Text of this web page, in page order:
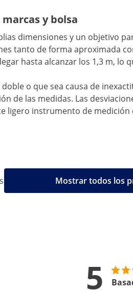
y bolsa
dimensiones y un objetivo
tanto de forma aproximada
hasta alcanzar los 1,3 m,
o que sea causa de
de las medidas. Las
ligero instrumento de
Mostrar todos los
5